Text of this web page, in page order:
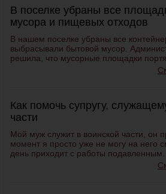
В поселке убраны все
мусора и пищевых отходов
В нашем поселке убраны все
выбрасывали бытовой мусор.
решила, что мусорные площадки
Как помочь супругу,
части
Мой муж служит в воинской части, он
момент я просто уже не могу на него
день приходит с работы подавленным.